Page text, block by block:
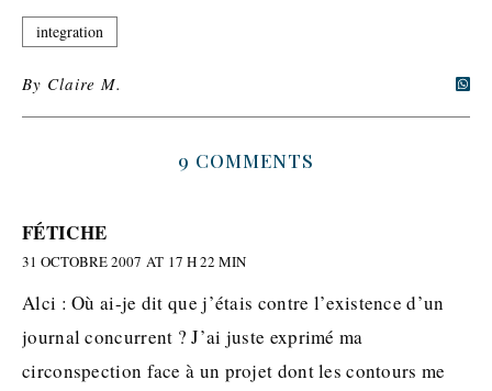
integration
By Claire M.
9 COMMENTS
FÉTICHE
31 OCTOBRE 2007 AT 17 H 22 MIN
Alci : Où ai-je dit que j’étais contre l’existence d’un
journal concurrent ? J’ai juste exprimé ma
circonspection face à un projet dont les contours me